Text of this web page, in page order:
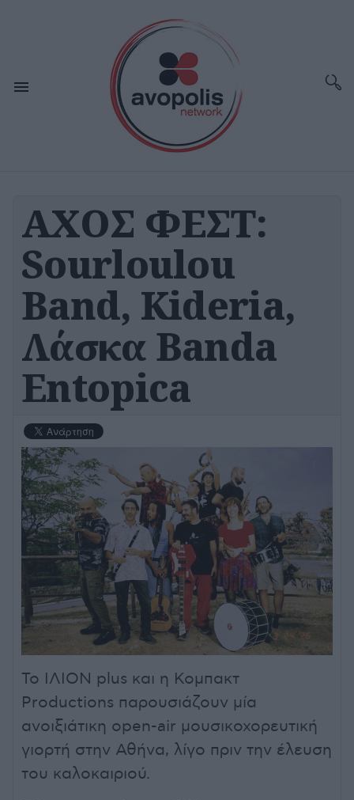
ΑΧΟΣ ΦΕΣΤ:
Sourloulou
Band, Kideria,
Λάσκα Banda
Entopica
Το ΙΛΙΟΝ plus και η Κομπακτ
Productions παρουσιάζουν μία
ανοιξιάτικη open-air μουσικοχορευτική
γιορτή στην Αθήνα, λίγο πριν την έλευση
του καλοκαιριού.